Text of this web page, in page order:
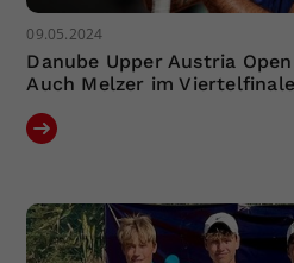
09.05.2024
Danube Upper Austria
Auch Melzer im Viertelfinale